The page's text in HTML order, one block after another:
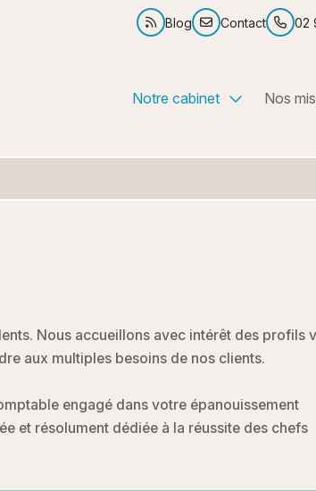
Blog Contact 02
Notre cabinet
Nos témoignages
Nos partenaires
Nous rejoindre
Nos
Nous accueillons avec intérêt des profils
aux multiples besoins de nos clients.
engagé dans votre épanouissement
et résolument dédiée à la réussite des chefs